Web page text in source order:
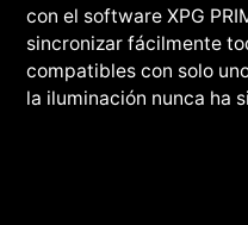
con el software XPG
sincronizar fácilmente
compatibles con solo
la iluminación nunca ha